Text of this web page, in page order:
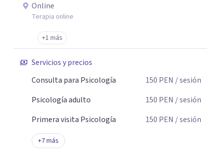
Terapia de Pareja Terapia Psicológica Adultos –
Entrenamiento para Padres Orientación Vocacional
Psicoterapia Gestalt Terapia Familiar Psicoterapia para
adolescentes Terapia para adultos Terapia de Aceptación
y Compromiso Activación Conductual Mindfulness Visita
Online
Terapia online
+1 más
Servicios y precios
Consulta para Psicología
150 PEN / sesión
Psicología adulto
150 PEN / sesión
Primera visita Psicología
150 PEN / sesión
+7más